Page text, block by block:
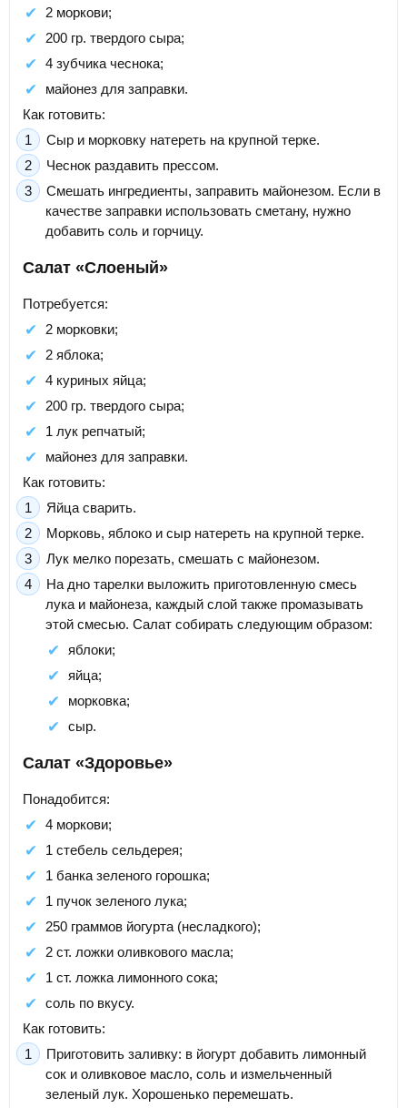
2 моркови;
200 гр. твердого сыра;
4 зубчика чеснока;
майонез для заправки.
Как готовить:
Сыр и морковку натереть на крупной терке.
Чеснок раздавить прессом.
Смешать ингредиенты, заправить майонезом. Если в
качестве заправки использовать сметану, нужно
добавить соль и горчицу.
Салат «Слоеный»
Потребуется:
2 морковки;
2 яблока;
4 куриных яйца;
200 гр. твердого сыра;
1 лук репчатый;
майонез для заправки.
Как готовить:
Яйца сварить.
Морковь, яблоко и сыр натереть на крупной терке.
Лук мелко порезать, смешать с майонезом.
На дно тарелки выложить приготовленную смесь
лука и майонеза, каждый слой также промазывать
этой смесью. Салат собирать следующим образом:
яблоки;
яйца;
морковка;
сыр.
Салат «Здоровье»
Понадобится:
4 моркови;
1 стебель сельдерея;
1 банка зеленого горошка;
1 пучок зеленого лука;
250 граммов йогурта (несладкого);
2 ст. ложки оливкового масла;
1 ст. ложка лимонного сока;
соль по вкусу.
Как готовить:
Приготовить заливку: в йогурт добавить лимонный
сок и оливковое масло, соль и измельченный
зеленый лук. Хорошенько перемешать.